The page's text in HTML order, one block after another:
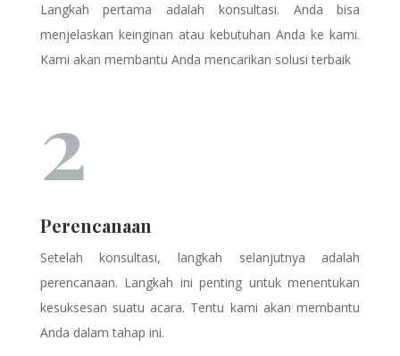
Langkah pertama adalah konsultasi. Anda bisa
menjelaskan keinginan atau kebutuhan Anda ke kami.
Kami akan membantu Anda mencarikan solusi terbaik
2
Perencanaan
Setelah konsultasi, langkah selanjutnya adalah
perencanaan. Langkah ini penting untuk menentukan
kesuksesan suatu acara. Tentu kami akan membantu
Anda dalam tahap ini.